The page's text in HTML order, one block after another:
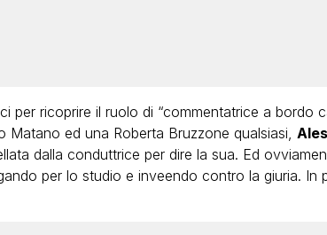
per ricoprire il ruolo di “commentatrice a bordo
Matano ed una Roberta Bruzzone qualsiasi,
dalla conduttrice per dire la sua. Ed
per lo studio e inveendo contro la giuria. In